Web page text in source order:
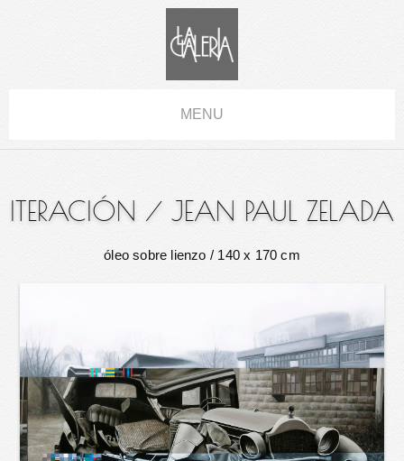
MENU
ITERACIÓN / JEAN PAUL ZELADA
óleo sobre lienzo / 140 x 170 cm